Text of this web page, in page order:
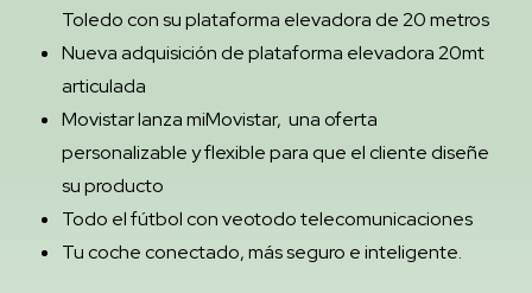
Toledo con su plataforma elevadora de 20 metros
Nueva adquisición de plataforma elevadora 20mt
articulada
Movistar lanza miMovistar, una oferta
personalizable y flexible para que el cliente diseñe
su producto
Todo el fútbol con veotodo telecomunicaciones
Tu coche conectado, más seguro e inteligente.